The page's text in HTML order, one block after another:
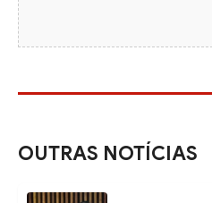
OUTRAS NOTÍCIAS